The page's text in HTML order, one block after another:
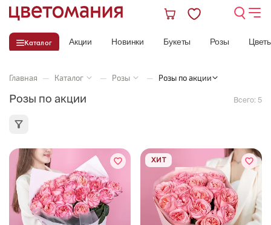
Каталог Акции Новинки Букеты Розы
Главная — Каталог — Розы — Розы по акции
Розы по акции Всего: 5
ХИТ